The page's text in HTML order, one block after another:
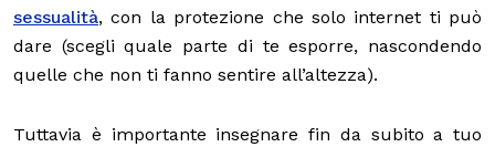
sessualità, con la protezione che solo internet ti può
dare (scegli quale parte di te esporre, nascondendo
quelle che non ti fanno sentire all’altezza).
Tuttavia è importante insegnare fin da subito a tuo